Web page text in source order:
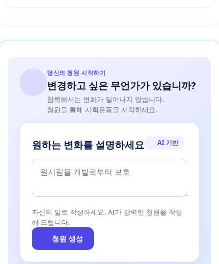
당신의 청원 시작하기
변경하고 싶은 무언가가 있습니까?
침묵해서는 변화가 일어나지 않습니다.
청원을 통해 사회운동을 시작하세요.
원하는 변화를 설명하세요 AI 기반
자신의 말로 작성하세요. AI가 강력한 청원을 작성
해 드립니다.
청원 생성